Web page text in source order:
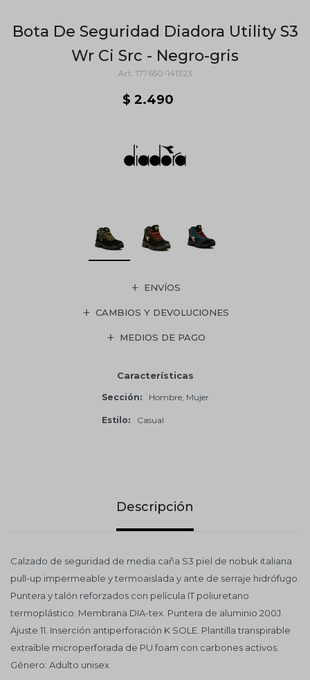
Bota De Seguridad Diadora Utility S3
Wr Ci Src - Negro-gris
177650-141323
$ 2.490
ENVÍOS
CAMBIOS Y DEVOLUCIONES
MEDIOS DE PAGO
Características
Sección Hombre, Mujer
Estilo Casual
Descripción
Calzado de seguridad de media caña S3 piel de nobuk italiana
pull-up impermeable y termoaislada y ante de serraje hidrófugo.
Puntera y talón reforzados con película IT poliuretano
termoplástico. Membrana DIA-tex. Puntera de aluminio 200J.
Ajuste 11. Inserción antiperforación K SOLE. Plantilla transpirable
extraíble microperforada de PU foam con carbones activos.
Género: Adulto unisex